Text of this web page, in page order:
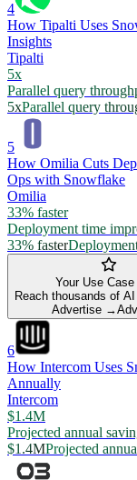
4
How Tipalti Uses
Insights
Tipalti
5x
Parallel query
5xParallel query
5
How Omilia Cuts
Ops with Snowflake
Omilia
33% faster
Deployment time
33% faster
Your Use Case
Reach thousands of
Advertise →
6
How Intercom Uses
Annually
Intercom
$1.4M
Projected annual
$1.4MProjected